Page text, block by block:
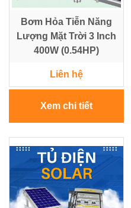
Bơm Hỏa Tiễn Năng
Lượng Mặt Trời 3 Inch
400W (0.54HP)
Liên hệ
Xem chi tiết